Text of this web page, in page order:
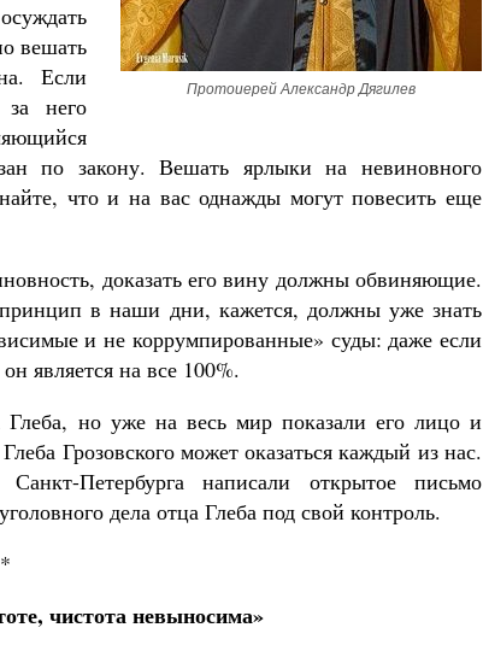
Протоиерей Александр Дягилев
вешать
Если
него
по закону. Вешать ярлыки на невиновного
что и на вас однажды могут повесить еще
доказать его вину должны обвиняющие.
в наши дни, кажется, должны уже знать
и не коррумпированные» суды: даже если
является на все 100%.
но уже на весь мир показали его лицо и
Грозовского может оказаться каждый из нас.
Петербурга написали открытое письмо
дела отца Глеба под свой контроль.
чистота невыносима»